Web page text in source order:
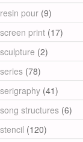
resin pour (9)
screen print (17)
sculpture (2)
series (78)
serigraphy (41)
song structures (6)
stencil (120)